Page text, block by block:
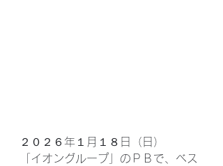
２０２６年１月１８日（日）
「イオングループ」のＰＢで、ベス